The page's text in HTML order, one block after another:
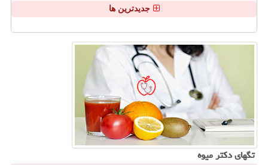
جدیدترین ها
تگهای دكتر میوه